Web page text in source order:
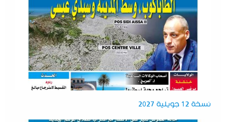
نسخة 12 جويلية 2027